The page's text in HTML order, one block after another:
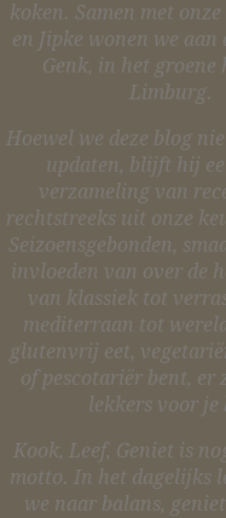
koken. Samen met
en Jipke wonen we aan
Genk, in het groene
Limburg.
Hoewel we deze blog
updaten, blijft hij
verzameling van
rechtstreeks uit onze
Seizoensgebonden,
invloeden van over de
van klassiek tot
mediterraan tot
glutenvrij eet,
of pescotariër bent, er
lekkers voor je
Kook, Leef, Geniet is
motto. In het dagelijks
we naar balans,